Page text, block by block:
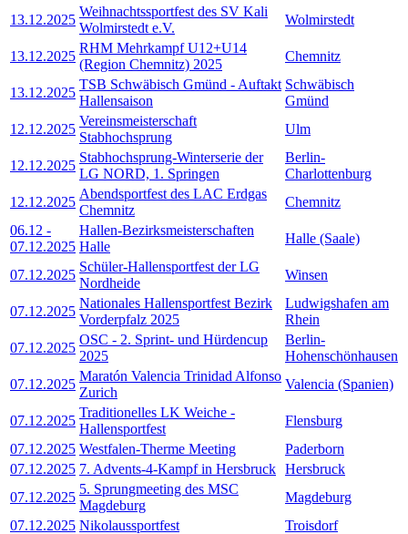
13.12.2025
Weihnachtssportfest des SV Kali
Wolmirstedt e.V.
Wolmirstedt
13.12.2025
RHM Mehrkampf U12+U14
(Region Chemnitz) 2025
Chemnitz
13.12.2025
TSB Schwäbisch Gmünd - Auftakt
Hallensaison
Schwäbisch
Gmünd
12.12.2025
Vereinsmeisterschaft
Stabhochsprung
Ulm
12.12.2025
Stabhochsprung-Winterserie der
LG NORD, 1. Springen
Berlin-
Charlottenburg
12.12.2025
Abendsportfest des LAC Erdgas
Chemnitz
Chemnitz
06.12 -
07.12.2025
Hallen-Bezirksmeisterschaften
Halle
Halle (Saale)
07.12.2025
Schüler-Hallensportfest der LG
Nordheide
Winsen
07.12.2025
Nationales Hallensportfest Bezirk
Vorderpfalz 2025
Ludwigshafen am
Rhein
07.12.2025
OSC - 2. Sprint- und Hürdencup
2025
Berlin-
Hohenschönhausen
07.12.2025
Maratón Valencia Trinidad Alfonso
Zurich
Valencia (Spanien)
07.12.2025
Traditionelles LK Weiche -
Hallensportfest
Flensburg
07.12.2025 Westfalen-Therme Meeting
Paderborn
07.12.2025 7. Advents-4-Kampf in Hersbruck Hersbruck
07.12.2025
5. Sprungmeeting des MSC
Magdeburg
Magdeburg
07.12.2025 Nikolaussportfest
Troisdorf